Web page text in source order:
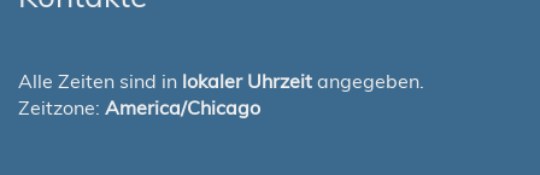
Alle Zeiten sind in lokaler Uhrzeit angegeben.
Zeitzone: America/Chicago